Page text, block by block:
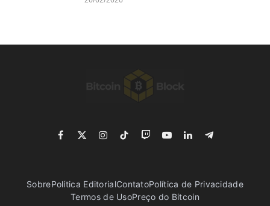
Facebook
X
Instagram
TikTokTwitchYouTubeLinkedInTelegram
SobrePolítica EditorialContatoPolítica de Privacidade
Termos de UsoPreço do Bitcoin